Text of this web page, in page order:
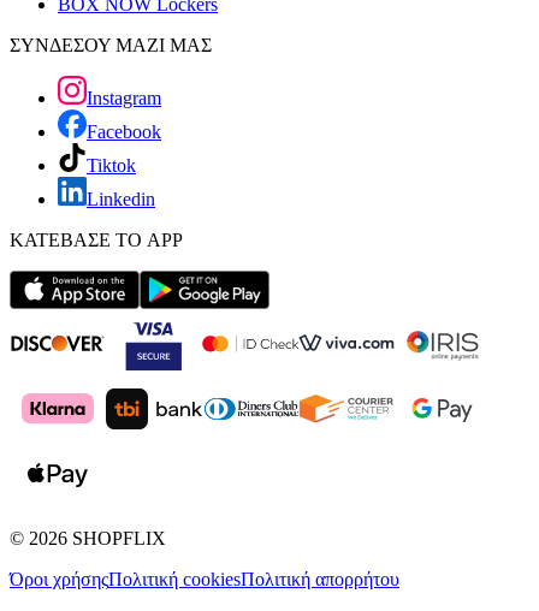
ΣΥΝΔΕΣΟΥ ΜΑΖΙ ΜΑΣ
Instagram
Facebook
Tiktok
Linkedin
ΚΑΤΕΒΑΣΕ ΤΟ APP
© 2026 SHOPFLIX
Όροι χρήσηςΠολιτική cookiesΠολιτική απορρήτου